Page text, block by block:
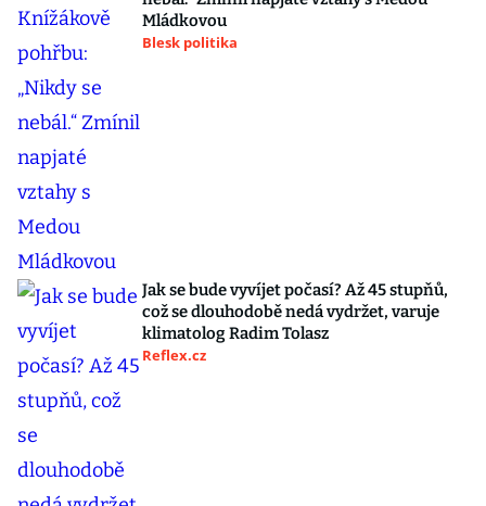
Mládkovou
Blesk politika
Jak se bude vyvíjet počasí? Až 45 stupňů,
což se dlouhodobě nedá vydržet, varuje
klimatolog Radim Tolasz
Reflex.cz